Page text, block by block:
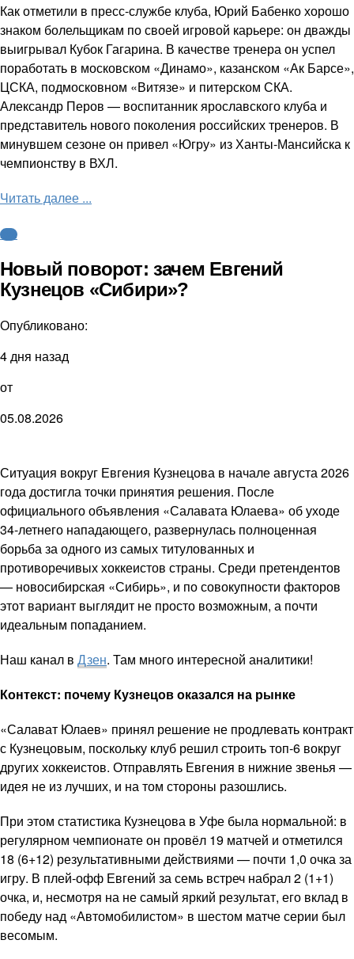
Как отметили в пресс-службе клуба, Юрий Бабенко хорошо
знаком болельщикам по своей игровой карьере: он дважды
выигрывал Кубок Гагарина. В качестве тренера он успел
поработать в московском «Динамо», казанском «Ак Барсе»,
ЦСКА, подмосковном «Витязе» и питерском СКА.
Александр Перов — воспитанник ярославского клуба и
представитель нового поколения российских тренеров. В
минувшем сезоне он привел «Югру» из Ханты-Мансийска к
чемпионству в ВХЛ.
Читать далее ...
КХЛ
Новый поворот: зачем Евгений
Кузнецов «Сибири»?
Опубликовано:
4 дня назад
от
05.08.2026
Ситуация вокруг Евгения Кузнецова в начале августа 2026
года достигла точки принятия решения. После
официального объявления «Салавата Юлаева» об уходе
34-летнего нападающего, развернулась полноценная
борьба за одного из самых титулованных и
противоречивых хоккеистов страны. Среди претендентов
— новосибирская «Сибирь», и по совокупности факторов
этот вариант выглядит не просто возможным, а почти
идеальным попаданием.
Наш канал в Дзен. Там много интересной аналитики!
Контекст: почему Кузнецов оказался на рынке
«Салават Юлаев» принял решение не продлевать контракт
с Кузнецовым, поскольку клуб решил строить топ-6 вокруг
других хоккеистов. Отправлять Евгения в нижние звенья —
идея не из лучших, и на том стороны разошлись.
При этом статистика Кузнецова в Уфе была нормальной: в
регулярном чемпионате он провёл 19 матчей и отметился
18 (6+12) результативными действиями — почти 1,0 очка за
игру. В плей-офф Евгений за семь встреч набрал 2 (1+1)
очка, и, несмотря на не самый яркий результат, его вклад в
победу над «Автомобилистом» в шестом матче серии был
весомым.